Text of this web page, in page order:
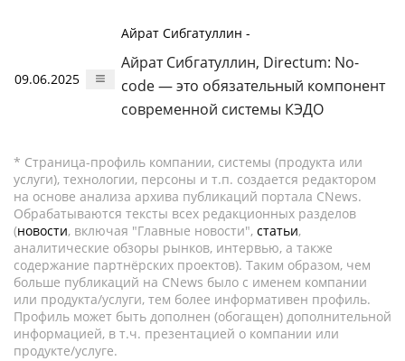
09.06.2025
Айрат Сибгатуллин -
Айрат Сибгатуллин, Directum: No-
code — это обязательный компонент
современной системы КЭДО
* Страница-профиль компании, системы (продукта или
услуги), технологии, персоны и т.п. создается редактором
на основе анализа архива публикаций портала CNews.
Обрабатываются тексты всех редакционных разделов
(новости, включая "Главные новости", статьи,
аналитические обзоры рынков, интервью, а также
содержание партнёрских проектов). Таким образом, чем
больше публикаций на CNews было с именем компании
или продукта/услуги, тем более информативен профиль.
Профиль может быть дополнен (обогащен) дополнительной
информацией, в т.ч. презентацией о компании или
продукте/услуге.